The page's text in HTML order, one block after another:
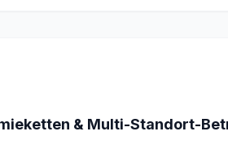
& Multi-Standort-